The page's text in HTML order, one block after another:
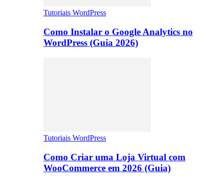
Tutoriais WordPress
Como Instalar o Google Analytics no
WordPress (Guia 2026)
Tutoriais WordPress
Como Criar uma Loja Virtual com
WooCommerce em 2026 (Guia)